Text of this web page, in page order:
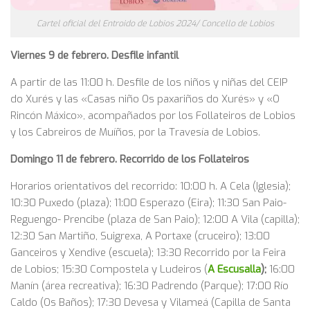
Cartel oficial del Entroido de Lobios 2024/ Concello de Lobios
Viernes 9 de febrero. Desfile infantil
A partir de las 11:00 h. Desfile de los niños y niñas del CEIP
do Xurés y las «Casas niño Os paxariños do Xurés» y «O
Rincón Máxico», acompañados por los Follateiros de Lobios
y los Cabreiros de Muíños, por la Travesía de Lobios.
Domingo 11 de febrero. Recorrido de los Follateiros
Horarios orientativos del recorrido: 10:00 h. A Cela (Iglesia);
10:30 Puxedo (plaza); 11:00 Esperazo (Eira); 11:30 San Paio-
Reguengo- Prencibe (plaza de San Paio); 12:00 A Vila (capilla);
12:30 San Martiño, Suigrexa, A Portaxe (cruceiro); 13:00
Ganceiros y Xendive (escuela); 13:30 Recorrido por la Feira
de Lobios; 15:30 Compostela y Ludeiros (A Escusalla); 16:00
Manín (área recreativa); 16:30 Padrendo (Parque); 17:00 Río
Caldo (Os Baños); 17:30 Devesa y Vilameá (Capilla de Santa